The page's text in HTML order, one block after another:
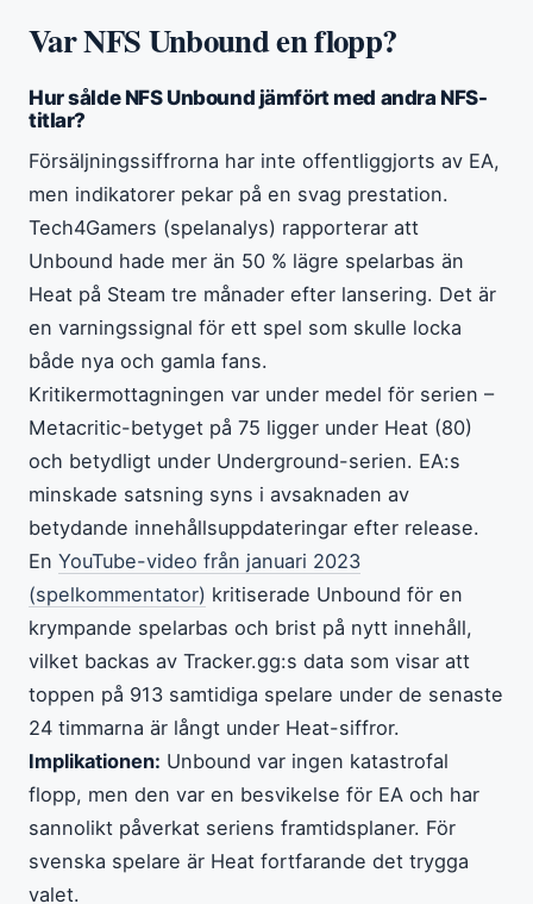
Var NFS Unbound en flopp?
Hur sålde NFS Unbound jämfört med andra NFS-
titlar?
Försäljningssiffrorna har inte offentliggjorts av EA,
men indikatorer pekar på en svag prestation.
Tech4Gamers (spelanalys) rapporterar att
Unbound hade mer än 50 % lägre spelarbas än
Heat på Steam tre månader efter lansering. Det är
en varningssignal för ett spel som skulle locka
både nya och gamla fans.
Kritikermottagningen var under medel för serien –
Metacritic-betyget på 75 ligger under Heat (80)
och betydligt under Underground-serien. EA:s
minskade satsning syns i avsaknaden av
betydande innehållsuppdateringar efter release.
En YouTube-video från januari 2023
(spelkommentator) kritiserade Unbound för en
krympande spelarbas och brist på nytt innehåll,
vilket backas av Tracker.gg:s data som visar att
toppen på 913 samtidiga spelare under de senaste
24 timmarna är långt under Heat-siffror.
Implikationen: Unbound var ingen katastrofal
flopp, men den var en besvikelse för EA och har
sannolikt påverkat seriens framtidsplaner. För
svenska spelare är Heat fortfarande det trygga
valet.